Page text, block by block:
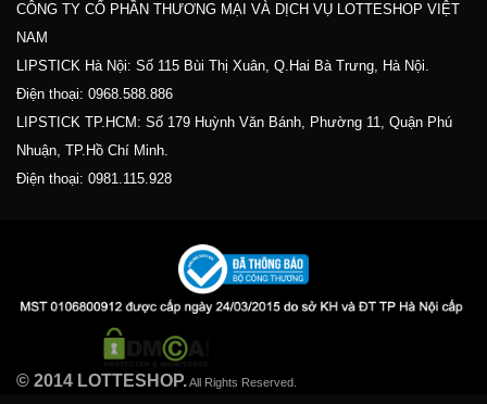
CÔNG TY CỔ PHẦN THƯƠNG MẠI VÀ DỊCH VỤ LOTTESHOP VIỆT
NAM
LIPSTICK Hà Nội: Số 115 Bùi Thị Xuân, Q.Hai Bà Trưng, Hà Nội.
Điện thoại: 0968.588.886
LIPSTICK TP.HCM: Số 179 Huỳnh Văn Bánh, Phường 11, Quận Phú
Nhuận, TP.Hồ Chí Minh.
Điện thoại: 0981.115.928
© 2014 LOTTESHOP.All Rights Reserved.